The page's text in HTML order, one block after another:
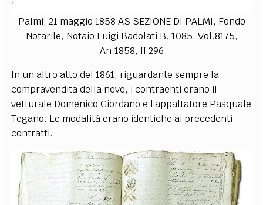
Palmi, 21 maggio 1858 AS SEZIONE DI PALMI, Fondo
Notarile, Notaio Luigi Badolati B. 1085, Vol.8175,
An.1858, ff.296
In un altro atto del 1861, riguardante sempre la
compravendita della neve, i contraenti erano il
vetturale Domenico Giordano e l’appaltatore Pasquale
Tegano. Le modalità erano identiche ai precedenti
contratti.